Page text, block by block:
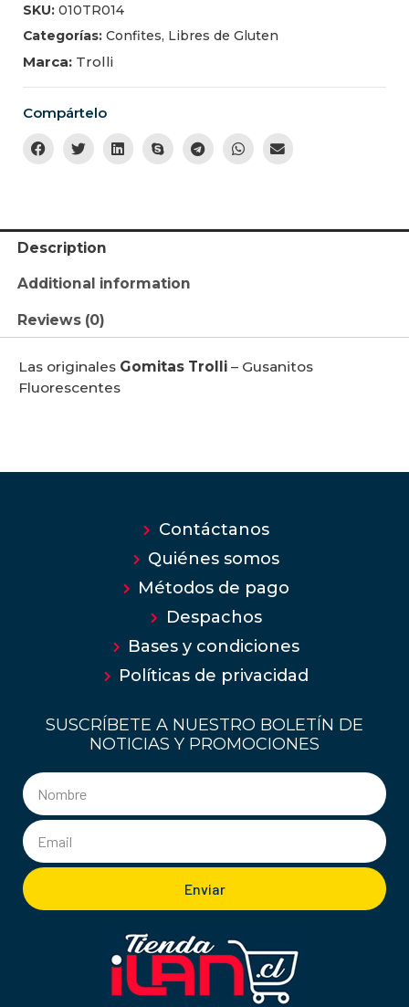
SKU: 010TR014
Categorías: Confites, Libres de Gluten
Marca: Trolli
Compártelo
Description
Additional information
Reviews (0)
Las originales Gomitas Trolli – Gusanitos
Fluorescentes
Contáctanos
Quiénes somos
Métodos de pago
Despachos
Bases y condiciones
Políticas de privacidad
SUSCRÍBETE A NUESTRO BOLETÍN DE
NOTICIAS Y PROMOCIONES
Enviar